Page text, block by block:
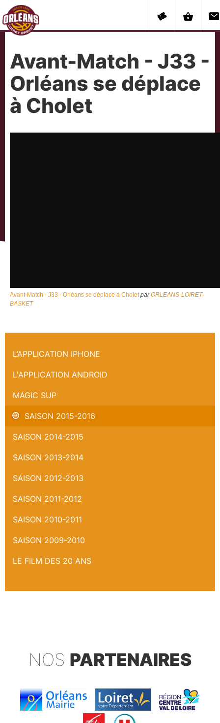
Avant-Match - J33 -
Orléans se déplace
à Cholet
Avant-Match - J33 - Orléans se déplace à Cholet parORLEANS-LOIRET-
BASKET
L’APPLICATION IPHONE
L'APPLICATION ANDROID
MAGIC SUP
SAISON 2015-2016
SAISON 2014-2015
SAISON 2013-2014
SAISON 2012-2013
SAISON 2011-2012
SAISON 2010-2011
SAISON 2009-2010
LE FILM DES 20 ANS
NOS PARTENAIRES